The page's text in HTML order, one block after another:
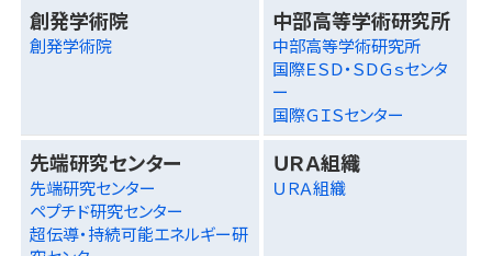
創発学術院
創発学術院
中部高等学術研究所
中部高等学術研究所
国際ＥＳＤ・ＳＤＧｓセンタ
ー
国際ＧＩＳセンター
先端研究センター
先端研究センター
ペプチド研究センター
超伝導・持続可能エネルギー研
ＵＲＡ組織
ＵＲＡ組織